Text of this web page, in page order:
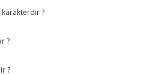
karakterdir ?
?
?